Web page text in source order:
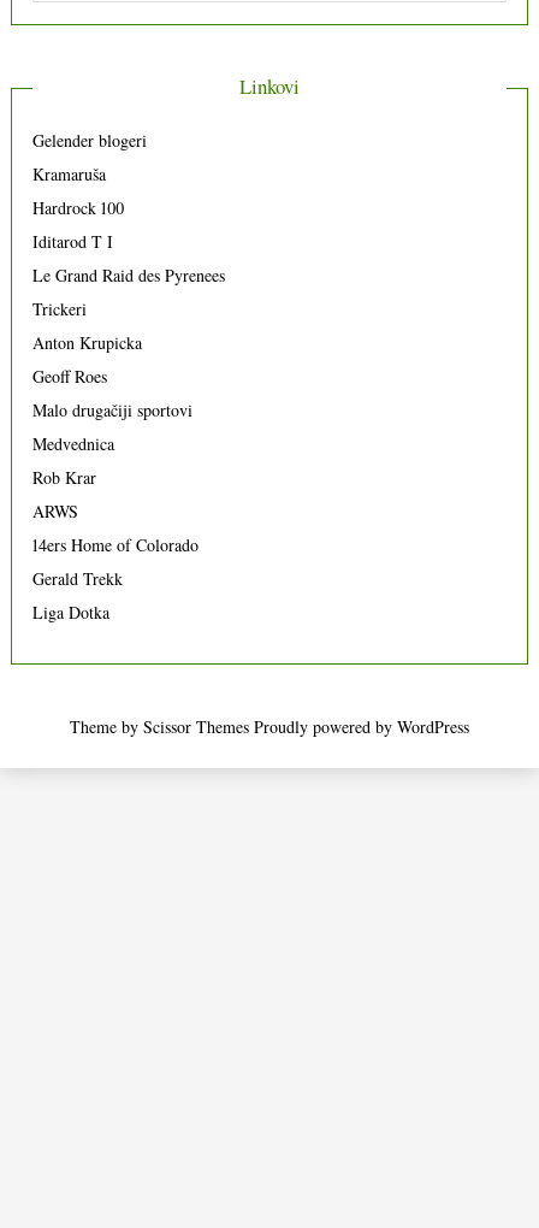
Linkovi
Gelender blogeri
Kramaruša
Hardrock 100
Iditarod T I
Le Grand Raid des Pyrenees
Trickeri
Anton Krupicka
Geoff Roes
Malo drugačiji sportovi
Medvednica
Rob Krar
ARWS
14ers Home of Colorado
Gerald Trekk
Liga Dotka
Theme by Scissor Themes Proudly powered by WordPress